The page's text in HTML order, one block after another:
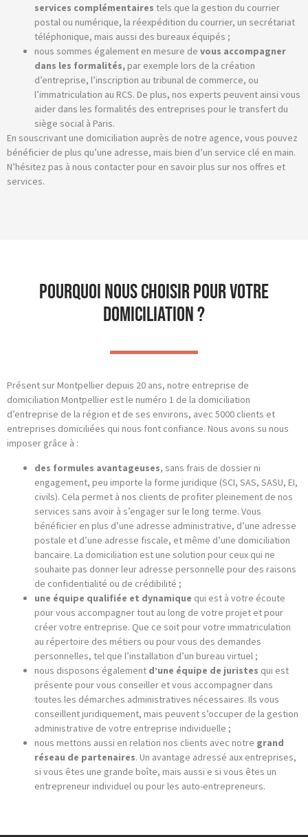
services complémentaires tels que la gestion du courrier
postal ou numérique, la réexpédition du courrier, un secrétariat
téléphonique, mais aussi des bureaux équipés ;
nous sommes également en mesure de vous accompagner
dans les formalités, par exemple lors de la création
d’entreprise, l’inscription au tribunal de commerce, ou
l’immatriculation au RCS. De plus, nos experts peuvent ainsi vous
aider dans les formalités des entreprises pour le transfert du
siège social à Paris.
En souscrivant une domiciliation auprès de notre agence, vous pouvez
bénéficier de plus qu’une adresse, mais bien d’un service clé en main.
N’hésitez pas à nous contacter pour en savoir plus sur nos offres et
services.
Pourquoi nous choisir pour votre
domiciliation ?
Présent sur Montpellier depuis 20 ans, notre entreprise de
domiciliation Montpellier est le numéro 1 de la domiciliation
d’entreprise de la région et de ses environs, avec 5000 clients et
entreprises domiciliées qui nous font confiance. Nous avons su nous
imposer grâce à :
des formules avantageuses, sans frais de dossier ni
engagement, peu importe la forme juridique (SCI, SAS, SASU, EI,
civils). Cela permet à nos clients de profiter pleinement de nos
services sans avoir à s’engager sur le long terme. Vous
bénéficier en plus d’une adresse administrative, d’une adresse
postale et d’une adresse fiscale, et même d’une domiciliation
bancaire. La domiciliation est une solution pour ceux qui ne
souhaite pas donner leur adresse personnelle pour des raisons
de confidentialité ou de crédibilité ;
une équipe qualifiée et dynamique qui est à votre écoute
pour vous accompagner tout au long de votre projet et pour
créer votre entreprise. Que ce soit pour votre immatriculation
au répertoire des métiers ou pour vous des demandes
personnelles, tel que l’installation d’un bureau virtuel ;
nous disposons également d’une équipe de juristes qui est
présente pour vous conseiller et vous accompagner dans
toutes les démarches administratives nécessaires. Ils vous
conseillent juridiquement, mais peuvent s’occuper de la gestion
administrative de votre entreprise individuelle ;
nous mettons aussi en relation nos clients avec notre grand
réseau de partenaires. Un avantage adressé aux entreprises,
si vous êtes une grande boîte, mais aussi e si vous êtes un
entrepreneur individuel ou pour les auto-entrepreneurs.